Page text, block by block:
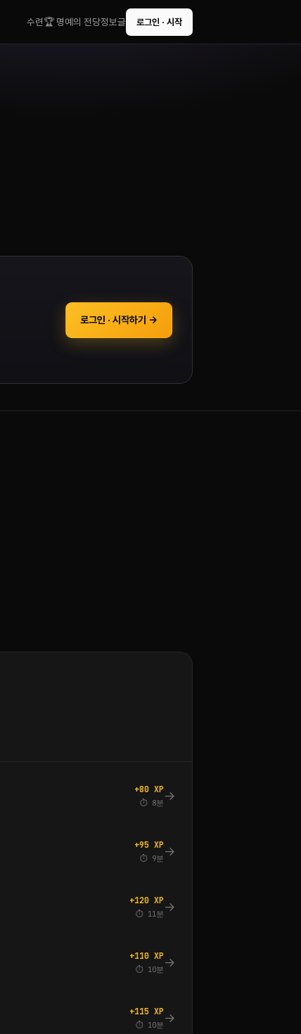
수련🏆 명예의 전당정보글 로그인 · 시작
로그인 · 시작하기 →
+80 XP
⏱ 8분 →
+95 XP
⏱ 9분 →
+120 XP
⏱ 11분 →
+110 XP
⏱ 10분 →
+115 XP
⏱ 10분 →